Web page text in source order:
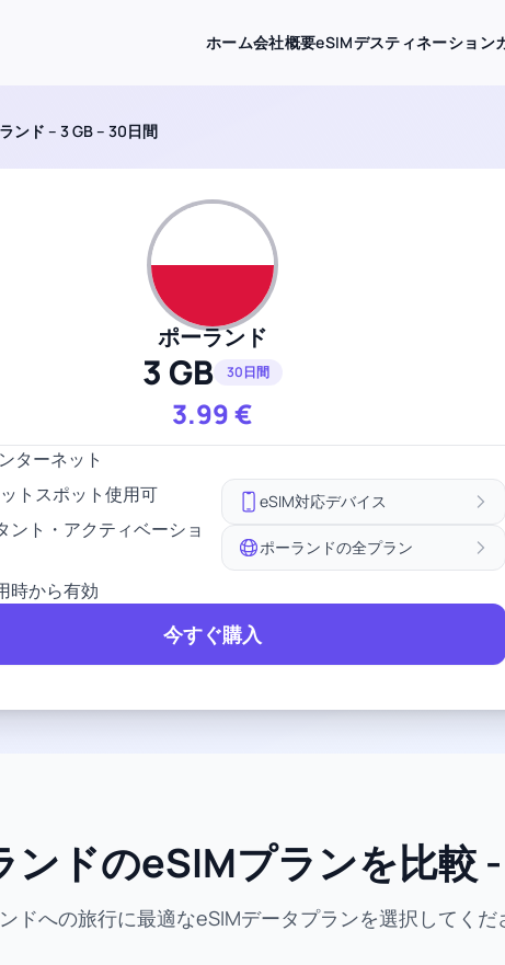
ホーム会社概要eSIMデスティネーション
ンド – 3 GB – 30日間
ポーランド
3 GB 30日間
3.99€
ターネット
トスポット使用可
ント・アクティベーショ
時から有効
eSIM対応デバイス
ポーランドの全プラン
今すぐ購入
ンドのeSIMプランを比較
ドへの旅行に最適なeSIMデータプランを選択してく